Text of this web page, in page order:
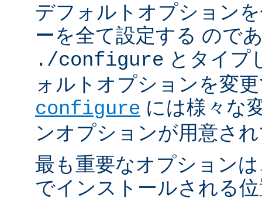
デフォルトオプション
ーを全て設定する ので
./configure とタイプ
ォルトオプションを変
configure には様々な
ンオプションが用意さ
最も重要なオプション
でインストールされる